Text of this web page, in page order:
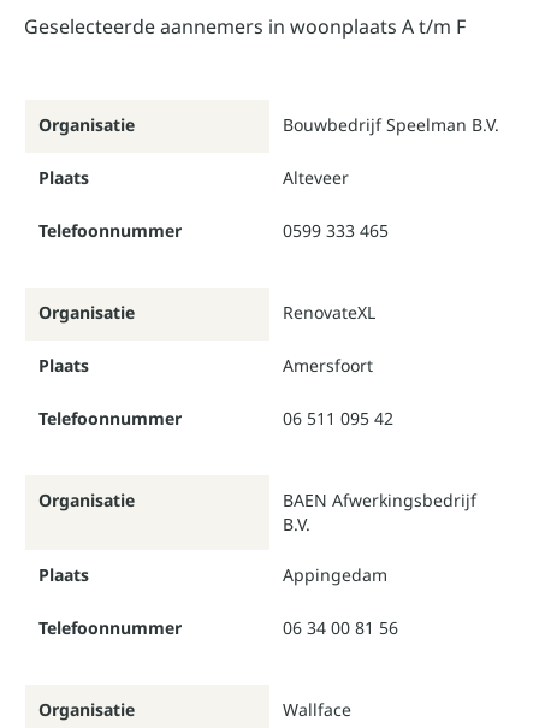
Geselecteerde aannemers in woonplaats A t/m F
Organisatie
Plaats
Telefoonnummer
Bouwbedrijf Speelman B.V.
Alteveer
0599 333 465
Organisatie
Plaats
Telefoonnummer
RenovateXL
Amersfoort
06 511 095 42
Organisatie
Plaats
Telefoonnummer
BAEN Afwerkingsbedrijf
B.V.
Appingedam
06 34 00 81 56
Organisatie Wallface